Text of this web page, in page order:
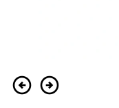
RetourContinuer